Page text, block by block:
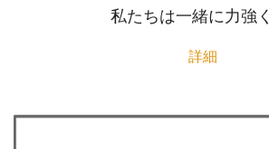
私たちは一緒に力強く
詳細